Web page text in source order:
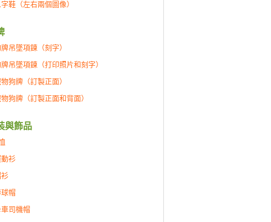
鞋（左右兩個圖像）
吊墜項鍊（刻字）
吊墜項鍊（打印照片和刻字）
狗牌（訂製正面）
狗牌（訂製正面和背面）
與飾品
衫
帽
司機帽